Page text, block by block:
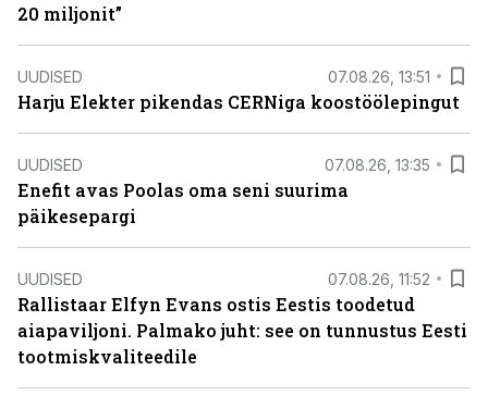
20 miljonit”
UUDISED 07.08.26, 13:51
Harju Elekter pikendas CERNiga koostöölepingut
UUDISED 07.08.26, 13:35
Enefit avas Poolas oma seni suurima
päikesepargi
UUDISED 07.08.26, 11:52
Rallistaar Elfyn Evans ostis Eestis toodetud
aiapaviljoni. Palmako juht: see on tunnustus Eesti
tootmiskvaliteedile